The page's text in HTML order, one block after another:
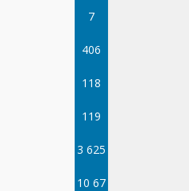
7
406
118
119
3 625
10 67